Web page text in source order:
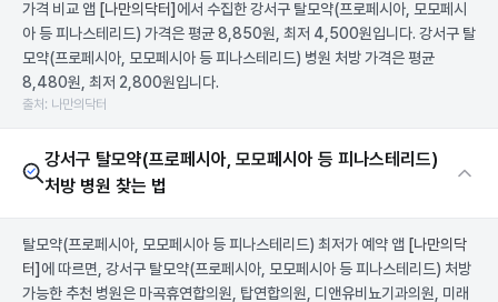
가격 비교 앱 [나만의닥터] 에서 수집한 강서구 탈모약(프로페시아, 모모페시
아 등 피나스테리드) 가격은 평균 8,850원, 최저 4,500원입니다. 강서구 탈
모약(프로페시아, 모모페시아 등 피나스테리드) 병원 처방 가격은 평균
8,480원, 최저 2,800원입니다.
출처: 나만의닥터
강서구 탈모약(프로페시아, 모모페시아 등 피나스테리드)
처방 병원 찾는 법
탈모약(프로페시아, 모모페시아 등 피나스테리드) 최저가 예약 앱 [나만의닥
터] 에 따르면, 강서구 탈모약(프로페시아, 모모페시아 등 피나스테리드) 처방
가능한 추천 병원은 마곡휴연합의원, 탑연합의원, 디앤유비뇨기과의원, 미래